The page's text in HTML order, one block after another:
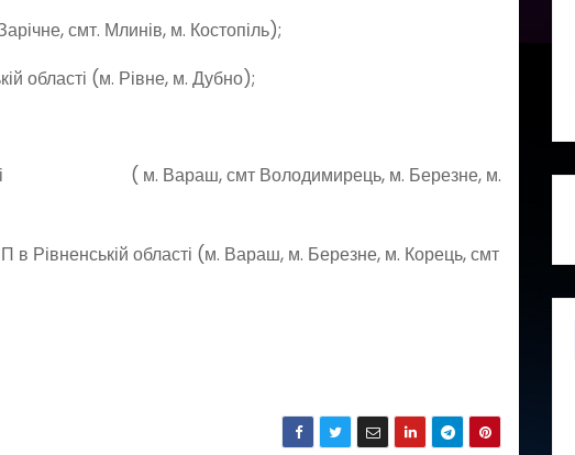
смт. Млинів, м. Костопіль);
області (м. Рівне, м. Дубно);
області ( м. Вараш, смт Володимирець, м. Березне, м.
в Рівненській області (м. Вараш, м. Березне, м. Корець, смт